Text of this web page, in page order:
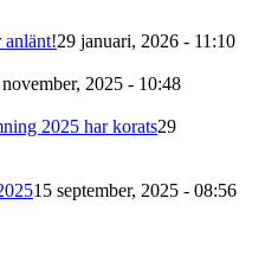
anlänt!29 januari, 2026 - 11:10
2025 - 10:48
2025 har korats29
15 september, 2025 - 08:56